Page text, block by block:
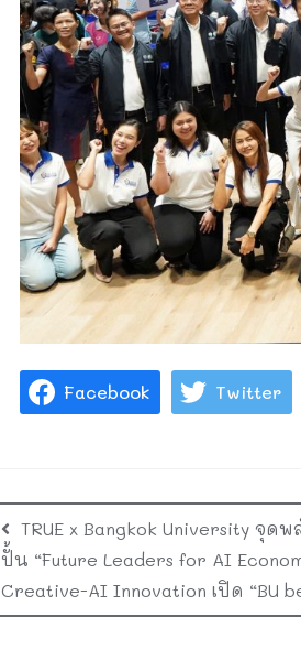
Facebook Twitter
TRUE x Bangkok University จุด
ปั้น “Future Leaders for AI
Creative-AI Innovation เปิด “BU be